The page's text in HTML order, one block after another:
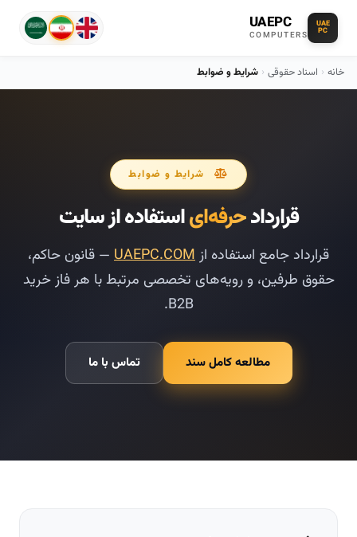
UAE
PC
UAEPC
COMPUTERS
خانه › اسناد حقوقی › شرایط و ضوابط
شرایط و ضوابط
قراردادحرفه‌ایاستفاده از سایت
قرارداد جامع استفاده ازUAEPC.COM — قانون حاکم،
حقوق طرفین، و رویه‌های تخصصی مرتبط با هر فاز خرید
B2B.
مطالعه کامل سند تماس با ما